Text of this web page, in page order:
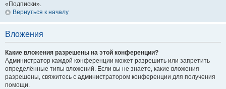
«Подписки».
Вернуться к началу
Вложения
Какие вложения разрешены на этой конференции?
Администратор каждой конференции может разрешить или запретить
определённые типы вложений. Если вы не знаете, какие вложения
разрешены, свяжитесь с администратором конференции для получения
помощи.